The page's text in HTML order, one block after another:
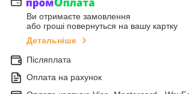
Ви отримаєте замовлення
або гроші повернуться на вашу картку
Детальніше
Післяплата
Оплата на рахунок